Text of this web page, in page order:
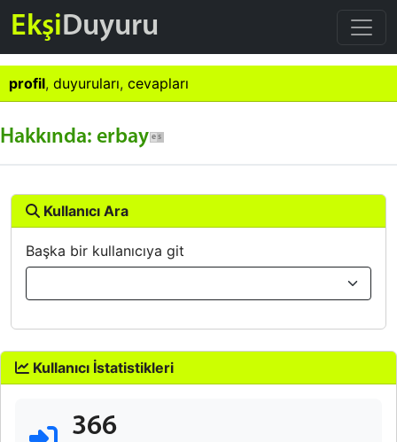
EkşiDuyuru
profil, duyuruları, cevapları
Hakkında: erbay
Kullanıcı Ara
Başka bir kullanıcıya git
Kullanıcı İstatistikleri
366